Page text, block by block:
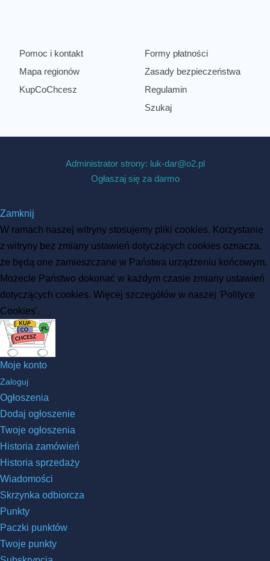
Pomoc i kontakt
Mapa regionów
KupCoChcesz
Formy płatności
Zasady bezpieczeństwa
Regulamin
Szukaj
Administrator strony: luk-dar@o2.pl
Ogłaszaj się za darmo
Zamknij
W ramach naszej witryny stosujemy pliki cookies. Korzystanie
z witryny bez zmiany ustawień dotyczących cookies oznacza,
że będą one zamieszczane w Państwa urządzeniu końcowym.
Możecie Państwo dokonać w każdym czasie zmiany ustawień
dotyczących cookies. Więcej szczegółów w naszej 'Polityce
Cookies'.
Moje konto
Zaloguj
Ogłoszenia
Dodaj ogłoszenie
Twoje ogłoszenia
Historia zamówień
Historia sprzedaży
Wiadomości
Skrzynka odbiorcza
Punkty
Paczki punktów
Twoje punkty